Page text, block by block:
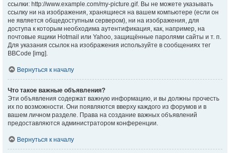
ссылки: http://www.example.com/my-picture.gif. Вы не можете указывать
ссылку ни на изображения, хранящиеся на вашем компьютере (если он
не является общедоступным сервером), ни на изображения, для
доступа к которым необходима аутентификация, как, например, на
почтовые ящики Hotmail или Yahoo, защищённые паролями сайты и т. п.
Для указания ссылок на изображения используйте в сообщениях тег
BBCode [img].
Вернуться к началу
Что такое важные объявления?
Эти объявления содержат важную информацию, и вы должны прочесть
их по возможности. Они появляются вверху каждого из форумов и в
вашем личном разделе. Права на создание важных объявлений
предоставляются администратором конференции.
Вернуться к началу